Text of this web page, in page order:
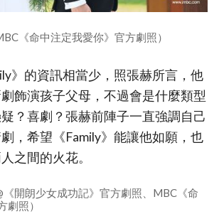
《命中注定我愛你》官方劇照）
》的資訊相當少，照張赫所言，他
飾演孩子父母，不過會是什麼類型
？喜劇？張赫前陣子一直強調自己
，希望《Family》能讓他如願，也
之間的火花。
《開朗少女成功記》官方劇照、MBC《命
劇照）